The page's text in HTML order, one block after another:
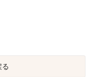
る